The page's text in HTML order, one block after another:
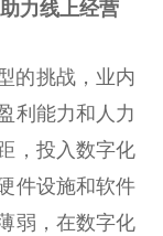
力线上经营
的挑战，业内
利能力和人力
，投入数字化
件设施和软件
弱，在数字化